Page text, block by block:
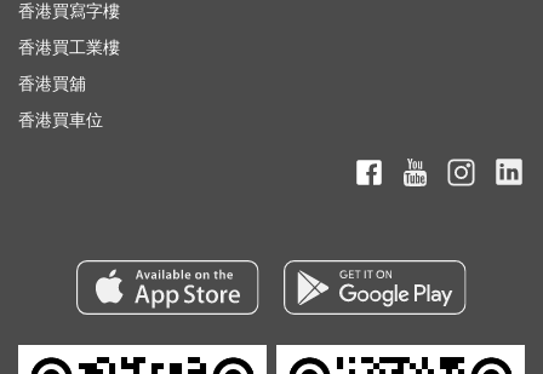
香港買寫字樓
香港買工業樓
香港買舖
香港買車位